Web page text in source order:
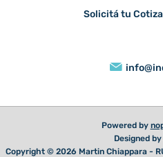
Solicitá tu
Powered by
Designed by
Copyright © 2026 Martin Chiappara -